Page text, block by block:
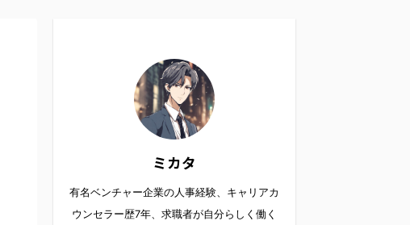
ミカタ
有名ベンチャー企業の人事経験、キャリアカ
ウンセラー歴7年、求職者が自分らしく働く